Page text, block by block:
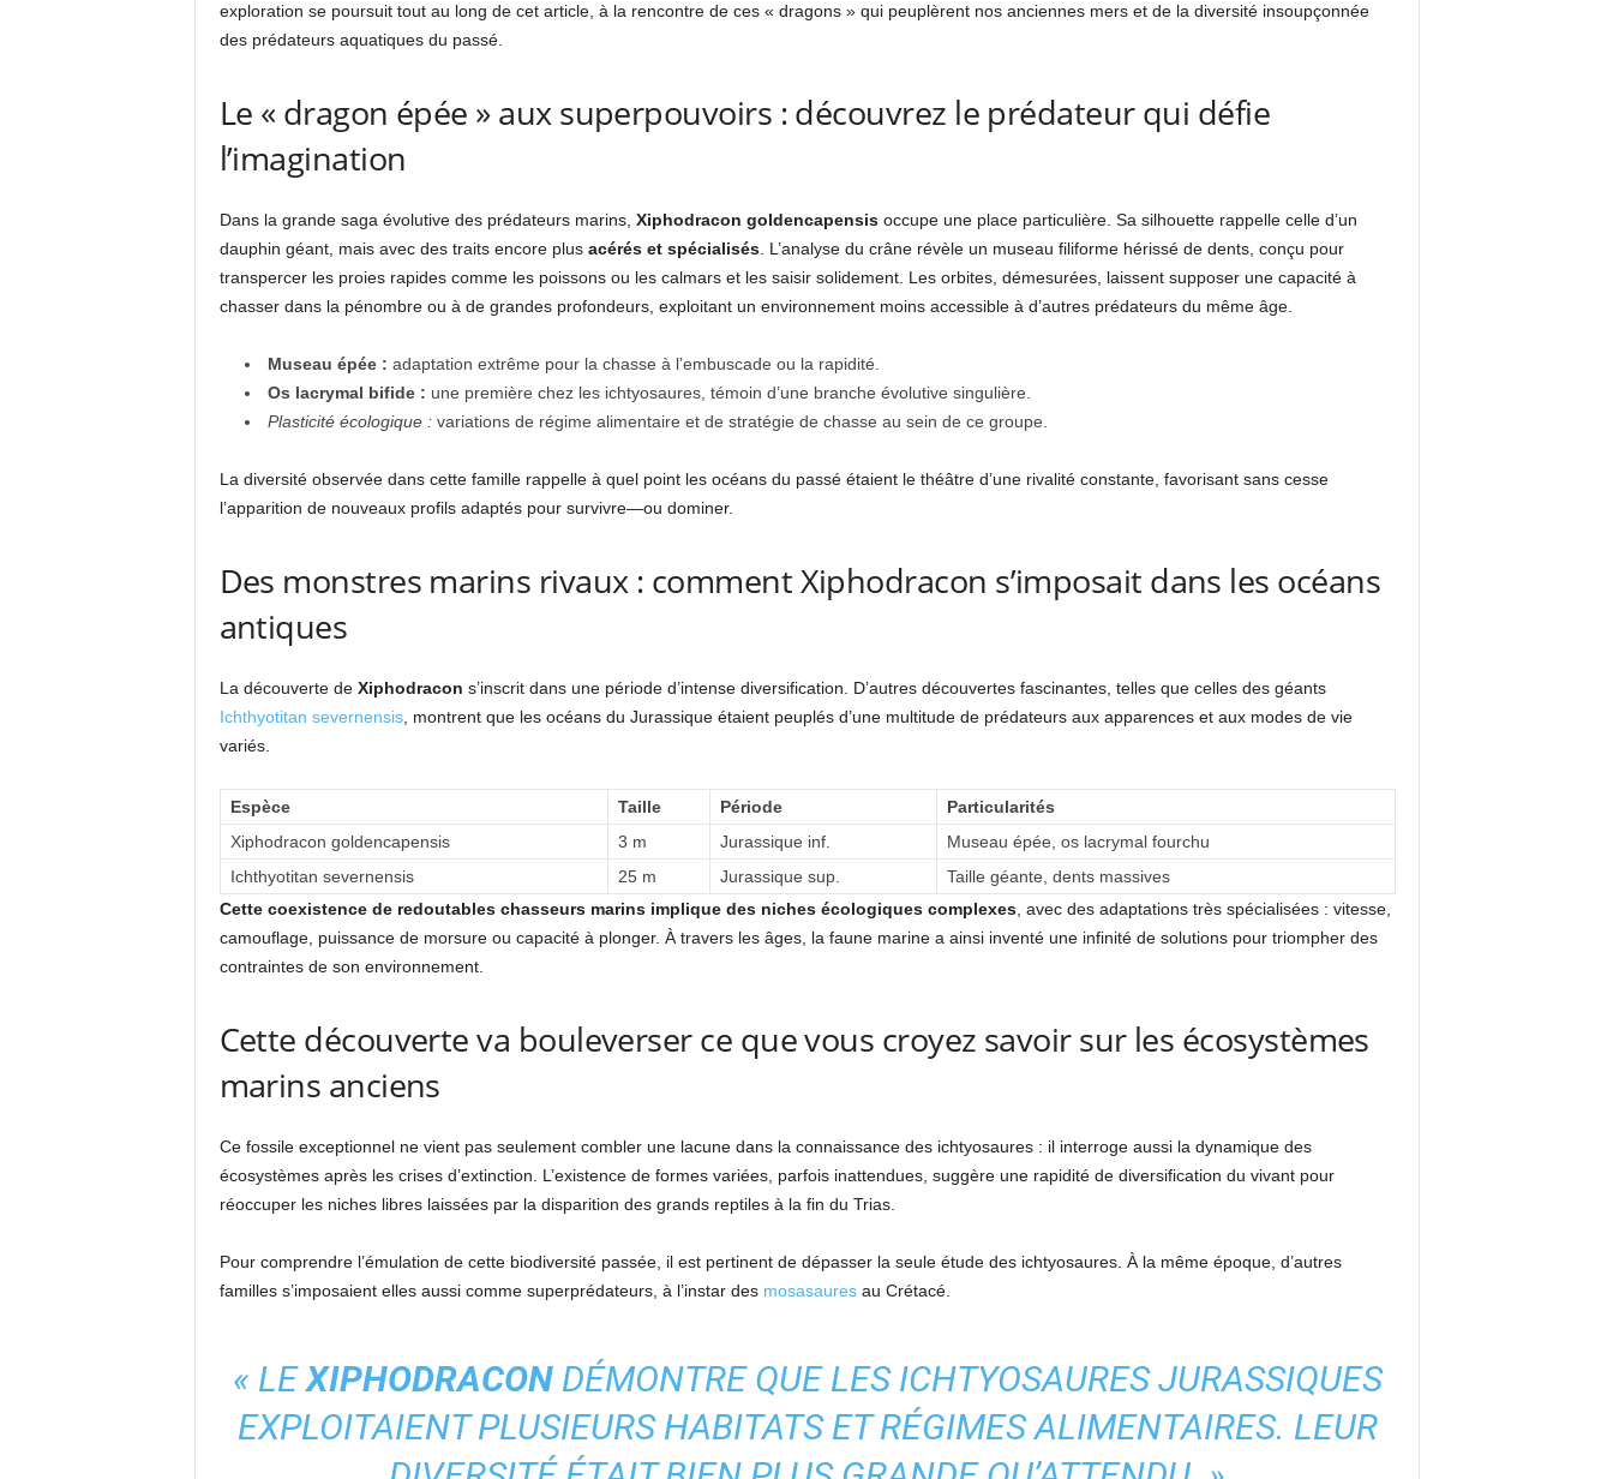
exploration se poursuit tout au long de cet article, à la rencontre de ces « dragons » qui peuplèrent nos anciennes mers et de la diversité insoupçonnée
des prédateurs aquatiques du passé.
Le « dragon épée » aux superpouvoirs : découvrez le prédateur qui défie
l’imagination
Dans la grande saga évolutive des prédateurs marins, Xiphodracon goldencapensisoccupe une place particulière. Sa silhouette rappelle celle d’un
dauphin géant, mais avec des traits encore plus acérés et spécialisés. L’analyse du crâne révèle un museau filiforme hérissé de dents, conçu pour
transpercer les proies rapides comme les poissons ou les calmars et les saisir solidement. Les orbites, démesurées, laissent supposer une capacité à
chasser dans la pénombre ou à de grandes profondeurs, exploitant un environnement moins accessible à d’autres prédateurs du même âge.
Museau épée : adaptation extrême pour la chasse à l’embuscade ou la rapidité.
Os lacrymal bifide : une première chez les ichtyosaures, témoin d’une branche évolutive singulière.
Plasticité écologique :variations de régime alimentaire et de stratégie de chasse au sein de ce groupe.
La diversité observée dans cette famille rappelle à quel point les océans du passé étaient le théâtre d’une rivalité constante, favorisant sans cesse
l’apparition de nouveaux profils adaptés pour survivre—ou dominer.
Des monstres marins rivaux : comment Xiphodracon s’imposait dans les océans
antiques
La découverte de Xiphodracon s’inscrit dans une période d’intense diversification. D’autres découvertes fascinantes, telles que celles des géants
Ichthyotitan severnensis, montrent que les océans du Jurassique étaient peuplés d’une multitude de prédateurs aux apparences et aux modes de vie
variés.
Espèce Taille Période
Particularités
Xiphodracon goldencapensis
3 m Jurassique inf.
Museau épée, os lacrymal fourchu
Ichthyotitan severnensis
25 m Jurassique sup.
Taille géante, dents massives
Cette coexistence de redoutables chasseurs marins implique des niches écologiques complexes, avec des adaptations très spécialisées : vitesse,
camouflage, puissance de morsure ou capacité à plonger. À travers les âges, la faune marine a ainsi inventé une infinité de solutions pour triompher des
contraintes de son environnement.
Cette découverte va bouleverser ce que vous croyez savoir sur les écosystèmes
marins anciens
Ce fossile exceptionnel ne vient pas seulement combler une lacune dans la connaissance des ichtyosaures : il interroge aussi la dynamique des
écosystèmes après les crises d’extinction. L’existence de formes variées, parfois inattendues, suggère une rapidité de diversification du vivant pour
réoccuper les niches libres laissées par la disparition des grands reptiles à la fin du Trias.
Pour comprendre l’émulation de cette biodiversité passée, il est pertinent de dépasser la seule étude des ichtyosaures. À la même époque, d’autres
familles s’imposaient elles aussi comme superprédateurs, à l’instar des mosasauresau Crétacé.
« LEXIPHODRACONDÉMONTRE QUE LES ICHTYOSAURES JURASSIQUES
EXPLOITAIENT PLUSIEURS HABITATS ET RÉGIMES ALIMENTAIRES. LEUR